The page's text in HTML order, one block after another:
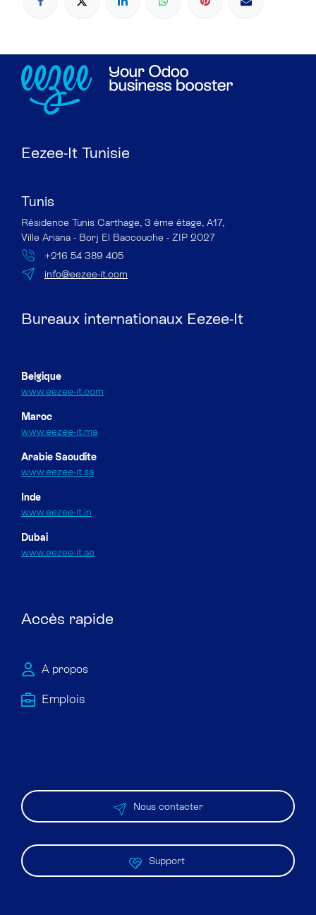
Eezee-It Tunisie
Tunis
Résidence Tunis Carthage, 3 ème étage, A17,
Ville Ariana - Borj El Baccouche - ZIP 2027
+216 54 389 405
info@eezee-it.com
Bureaux internationaux Eezee-It
Belgique
www.eezee-it.com
Maroc
www.eezee-it.ma
Arabie Saoudite
www.eezee-it.sa
Inde
www.eezee-it.in
Dubai
www.eezee-it.ae
Accès rapide
À propos
Emploi​s
Nous contacter
Support